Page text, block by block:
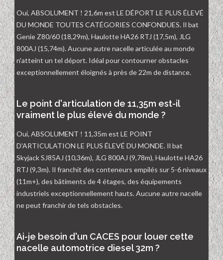
Oui, ABSOLUMENT ! 21,6m est LE DÉPORT LE PLUS ÉLEVÉ
DU MONDE TOUTES CATÉGORIES CONFONDUES. Il bat
Genie Z80/60 (18,29m), Haulotte HA26 RTJ (17,5m), JLG
800AJ (15,74m). Aucune autre nacelle articulée au monde
n'atteint un tel déport. Idéal pour contourner obstacles
exceptionnellement éloignés à près de 22m de distance.
Le point d'articulation de 11,35m est-il
vraiment le plus élevé du monde ?
Oui, ABSOLUMENT ! 11,35m est LE POINT
D'ARTICULATION LE PLUS ÉLEVÉ DU MONDE. Il bat
Skyjack SJ85AJ (10,36m), JLG 800AJ (9,78m), Haulotte HA26
RTJ (9,3m). Il franchit des conteneurs empilés sur 5-6 niveaux
(11m+), des bâtiments de 4 étages, des équipements
industriels exceptionnellement hauts. Aucune autre nacelle
ne peut franchir de tels obstacles.
Ai-je besoin d'un CACES pour louer cette
nacelle automotrice diesel 32m ?